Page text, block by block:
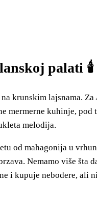
palati 🕯️
krunskim lajsnama.
mermerne kuhinje,
melodija.
od mahagonija u
Nemamo više
i kupuje nebodere, ali